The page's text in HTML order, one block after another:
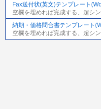
Fax送付状(英文)テンプレート
空欄を埋めれば完成する、超シ
納期・価格問合書テンプレート
空欄を埋めれば完成する、超シ